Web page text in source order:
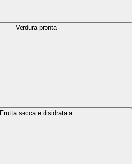
Verdura pronta
Frutta secca e disidratata